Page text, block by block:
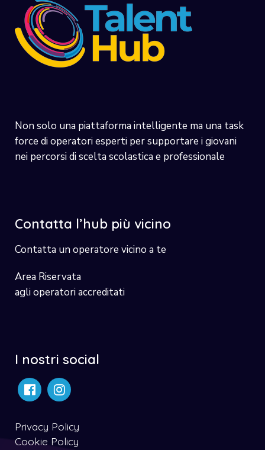
Non solo una piattaforma intelligente ma una task
force di operatori esperti per supportare i giovani
nei percorsi di scelta scolastica e professionale
Contatta l’hub più vicino
Contatta un operatore vicino a te
Area Riservata
agli operatori accreditati
I nostri social
Privacy Policy
Cookie Policy